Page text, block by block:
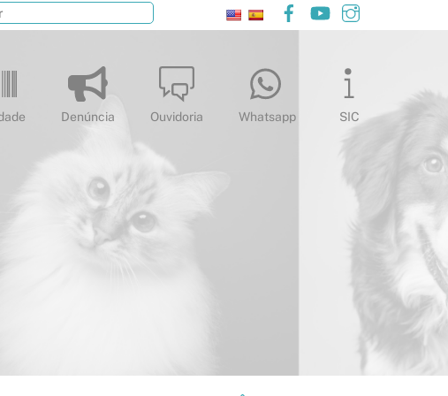
Facebook
YouTube
Denúncia Ouvidoria Whatsapp SIC